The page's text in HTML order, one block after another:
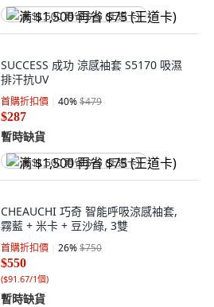
满 $1,500 再省 $75 (王道卡)
SUCCESS 成功 涼感袖套 S5170 吸濕
排汗抗UV
首購折扣價 40%$479
$287
暫時缺貨
满 $1,500 再省 $75 (王道卡)
CHEAUCHI 巧奇 智能呼吸涼感袖套,
霧藍 + 米卡 + 豆沙綠, 3雙
首購折扣價 26%$750
$550
($91.67/1個)
暫時缺貨